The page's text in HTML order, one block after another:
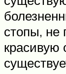
стопы, не
красивую